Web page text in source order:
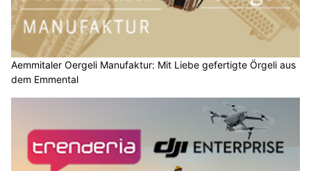
Aemmitaler Oergeli Manufaktur: Mit Liebe gefertigte Örgeli aus
dem Emmental